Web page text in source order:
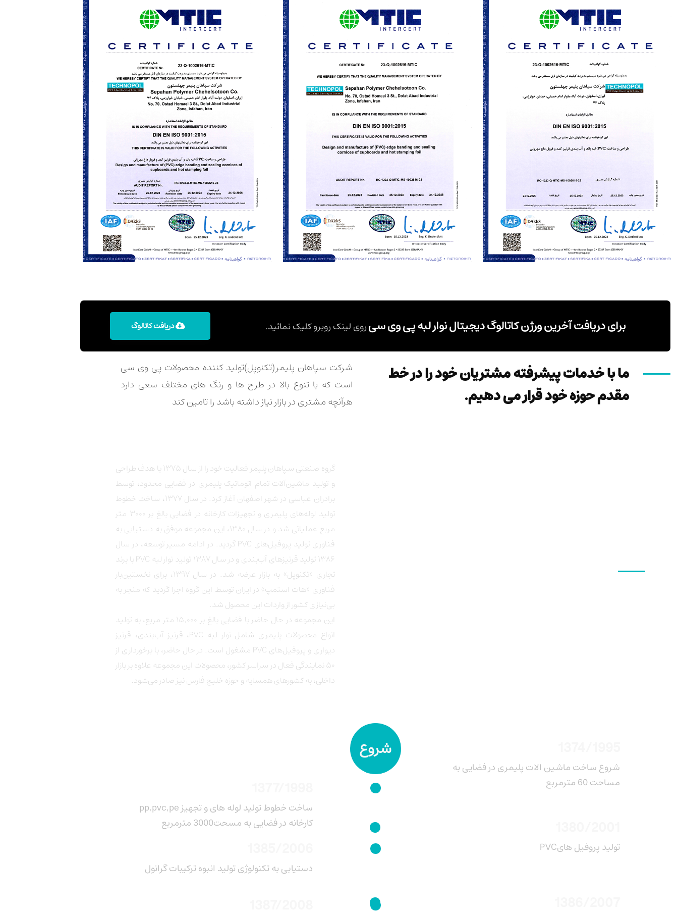
برای دریافت آخرین ورژن کاتالوگ دیجیتال نوار لبه پی وی سیروی لینک روبرو کلیک نمائید. دریافت کاتالوگ
ما با خدمات پیشرفته مشتریان خود را در خط
مقدم حوزه خود قرار می دهیم.
شرکت سپاهان پلیمر(تکنوپل)تولید کننده محصولات پی وی سی
است که با تنوع بالا در طرح ها و رنگ های مختلف سعی دارد
هرآنچه مشتری در بازار نیاز داشته باشد را تامین کند
گروه صنعتی سپاهان پلیمر فعالیت خود را از سال ۱۳۷۵ با هدف طراحی
و تولید ماشین‌آلات تمام اتوماتیک پلیمری در فضایی محدود، توسط
برادران عباسی در شهر اصفهان آغاز کرد. در سال ۱۳۷۷، ساخت خطوط
تولید لوله‌های پلیمری و تجهیزات کارخانه در فضایی بالغ بر ۳۰۰۰ متر
مربع عملیاتی شد و در سال ۱۳۸۰، این مجموعه موفق به دستیابی به
فناوری تولید پروفیل‌های PVC گردید. در ادامه مسیر توسعه، در سال
۱۳۸۶ تولید قرنیزهای آب‌بندی و در سال ۱۳۸۷ تولید نوار لبه PVC با برند
تجاری «تکنوپل» به بازار عرضه شد. در سال ۱۳۹۷، برای نخستین‌بار
فناوری «هات استمپ» در ایران توسط این گروه اجرا گردید که منجر به
بی‌نیازی کشور از واردات این محصول شد.
این مجموعه در حال حاضر با فضایی بالغ بر ۱۵٬۰۰۰ متر مربع، به تولید
انواع محصولات پلیمری شامل نوار لبه PVC، قرنیز آب‌بندی، قرنیز
دیواری و پروفیل‌های PVC مشغول است. در حال حاضر، با برخورداری از
۵۰ نمایندگی فعال در سراسر کشور، محصولات این مجموعه علاوه بر بازار
داخلی، به کشورهای همسایه و حوزه خلیج فارس نیز صادر می‌شود.
شروع
pp,pvc,pe ساخت خطوط تولید لوله های و تجهیز
کارخانه در فضایی به مسحت3000 مترمربع
دستیابی به تکنولوژی تولید انبوه ترکیبات گرانول
شروع ساخت ماشین الات پلیمری در فضایی به
مساحت 60 مترمربع
PVCتولید پروفیل های